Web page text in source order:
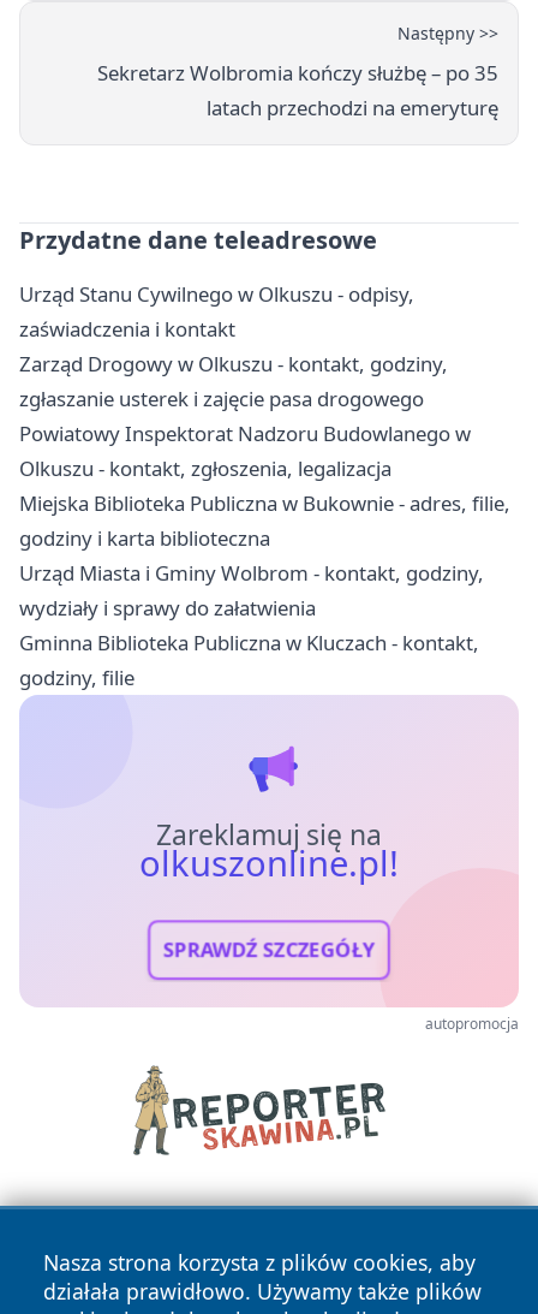
Następny >>
Sekretarz Wolbromia kończy służbę – po 35
latach przechodzi na emeryturę
Przydatne dane teleadresowe
Urząd Stanu Cywilnego w Olkuszu - odpisy,
zaświadczenia i kontakt
Zarząd Drogowy w Olkuszu - kontakt, godziny,
zgłaszanie usterek i zajęcie pasa drogowego
Powiatowy Inspektorat Nadzoru Budowlanego w
Olkuszu - kontakt, zgłoszenia, legalizacja
Miejska Biblioteka Publiczna w Bukownie - adres, filie,
godziny i karta biblioteczna
Urząd Miasta i Gminy Wolbrom - kontakt, godziny,
wydziały i sprawy do załatwienia
Gminna Biblioteka Publiczna w Kluczach - kontakt,
godziny, filie
Zareklamuj się na
olkuszonline.pl!
SPRAWDŹ SZCZEGÓŁY
autopromocja
Nasza strona korzysta z plików cookies, aby
działała prawidłowo. Używamy także plików